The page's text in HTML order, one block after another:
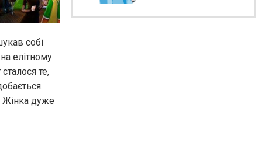
собі
елітному
те,
Жінка дуже